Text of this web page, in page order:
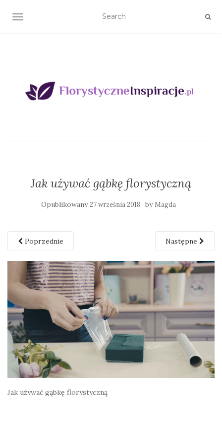
TOGGLE NAVIGATION
Jak używać gąbkę florystyczną
Opublikowany27 września 2018 by Magda
Poprzednie Następne
Jak używać gąbkę florystyczną